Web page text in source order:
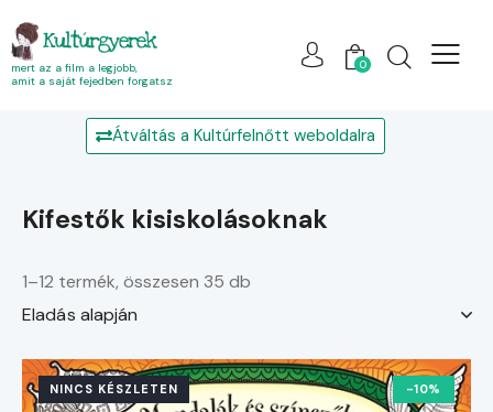
Kultúrgyerek
mert az a film a legjobb,
amit a saját fejedben forgatsz
0
Átváltás a Kultúrfelnőtt weboldalra
kifestők kisiskolásoknak
1–12 termék, összesen 35 db
NINCS KÉSZLETEN -10%